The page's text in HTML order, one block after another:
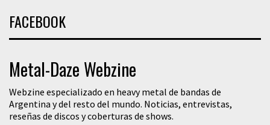
FACEBOOK
Metal-Daze Webzine
Webzine especializado en heavy metal de bandas de
Argentina y del resto del mundo. Noticias, entrevistas,
reseñas de discos y coberturas de shows.